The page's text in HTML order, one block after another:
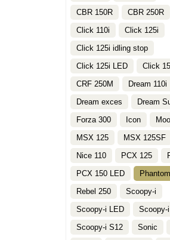
CBR 150R
CBR 250R
Click 110i
Click 125i
Click 125i idling stop
Click 125i LED
Click
CRF 250M
Dream 110i
Dream exces
Dream
Forza 300
Icon
MSX 125
MSX 125SF
Nice 110
PCX 125
PCX 150 LED
Rebel 250
Scoopy-i
Scoopy-i LED
Scoopy-
Scoopy-i S12
Sonic